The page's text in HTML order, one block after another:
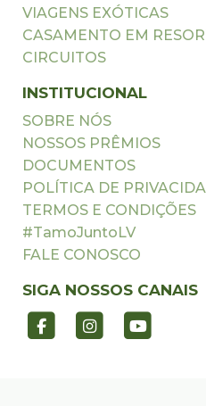
VIAGENS EXÓTICAS
CASAMENTO EM
CIRCUITOS
INSTITUCIONAL
SOBRE NÓS
NOSSOS PRÊMIOS
DOCUMENTOS
POLÍTICA DE
TERMOS E CONDIÇÕES
#TamoJuntoLV
FALE CONOSCO
SIGA NOSSOS CANAIS